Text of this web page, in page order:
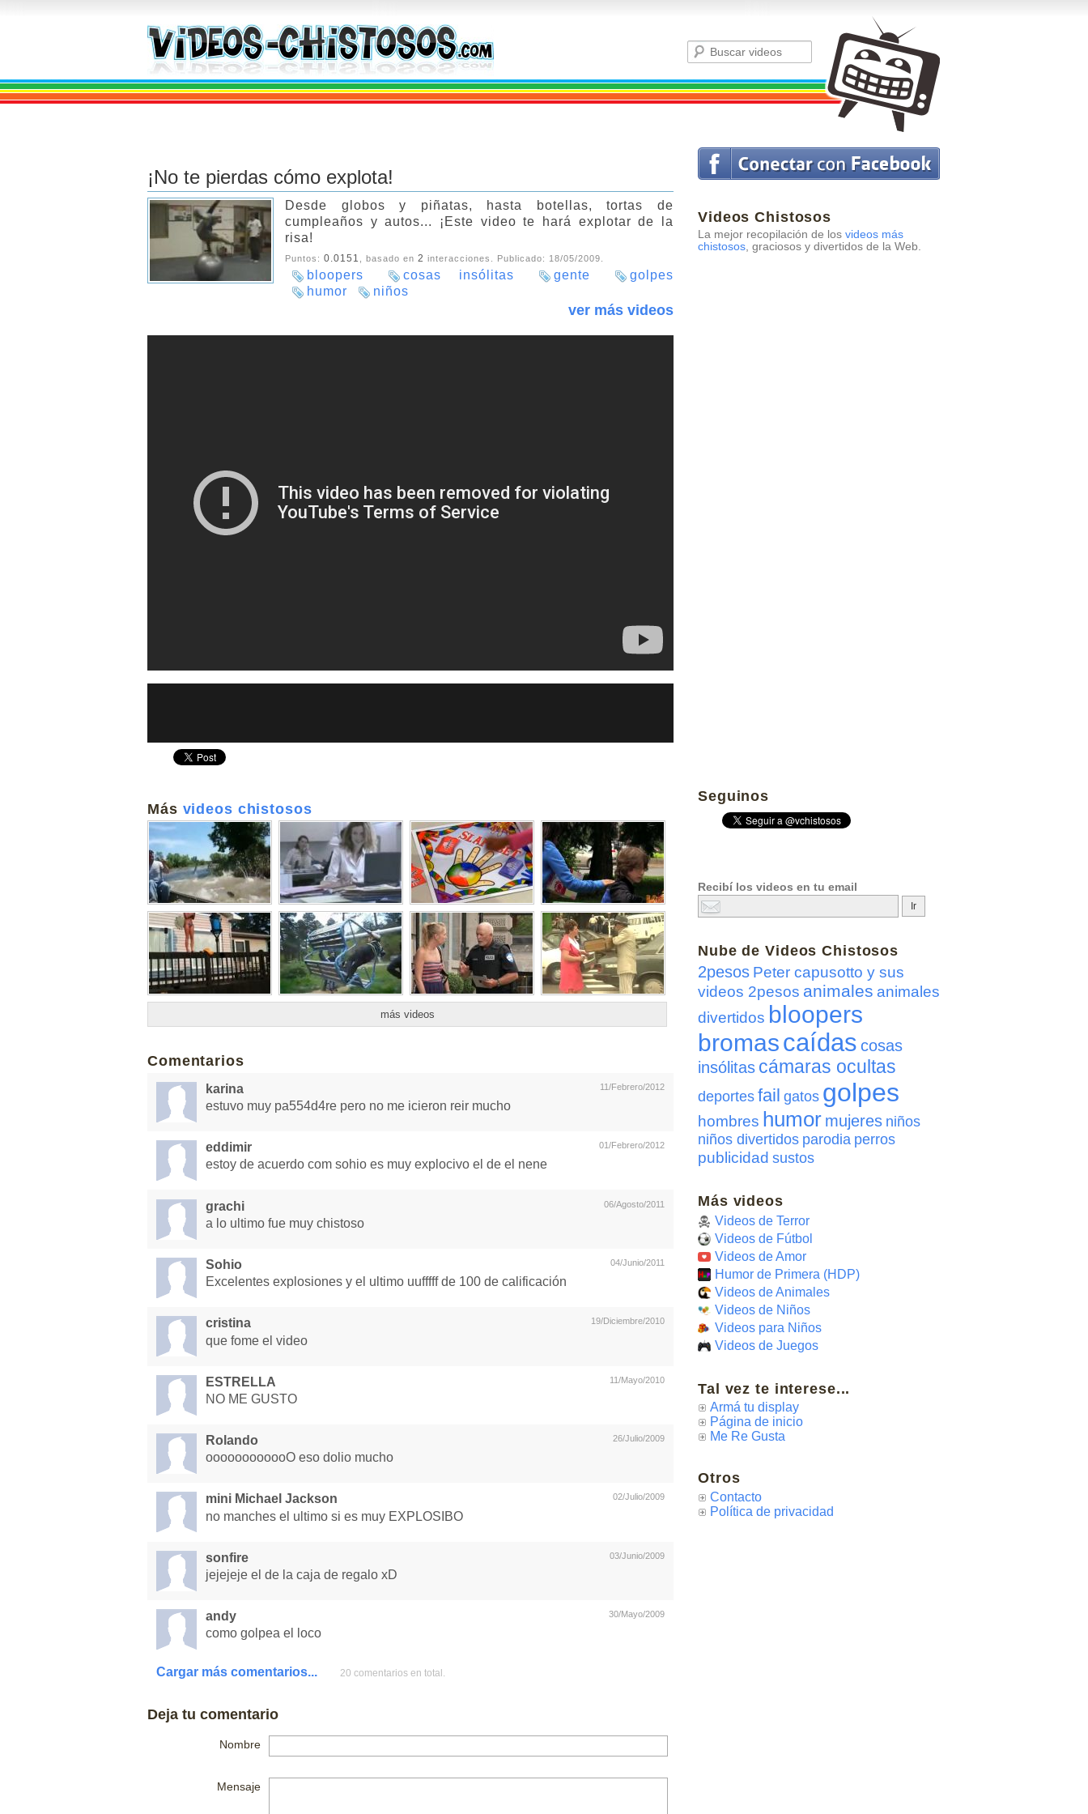
Videos Chistosos
La mejor recopilación de los videos más
chistosos, graciosos y divertidos de la Web.
¡No te pierdas cómo explota!
Desde globos y piñatas, hasta botellas, tortas de
cumpleaños y autos... ¡Este video te hará explotar de la
risa!
Puntos: 0.0151 , basado en 2 interacciones. Publicado: 18/05/2009
bloopers cosas insólitas gente
golpes
humor
niños
ver más videos
Más videos chistosos
más videos
Comentarios
11/Febrero/2012
karina
estuvo muy pa554d4re pero no me icieron reir mucho
01/Febrero/2012
eddimir
estoy de acuerdo com sohio es muy explocivo el de el nene
06/Agosto/2011
grachi
a lo ultimo fue muy chistoso
04/Junio/2011
Sohio
Excelentes explosiones y el ultimo uufffff de 100 de calificación
19/Diciembre/2010
cristina
que fome el video
11/Mayo/2010
ESTRELLA
NO ME GUSTO
26/Julio/2009
Rolando
oooooooooooO eso dolio mucho
02/Julio/2009
mini Michael Jackson
no manches el ultimo si es muy EXPLOSIBO
03/Junio/2009
sonfire
jejejeje el de la caja de regalo xD
30/Mayo/2009
andy
como golpea el loco
Cargar más comentarios... 20 comentarios en total.
Deja tu comentario
Nombre
Mensaje
Seguinos
Recibí los videos en tu email
Nube deVideos Chistosos
2pesos Peter capusotto y sus
videos 2pesos animales animales
divertidos bloopers
bromascaídas cosas
insólitas cámaras ocultas
deportes fail gatos golpes
hombres humor mujeres niños
niños divertidos parodia perros
publicidad sustos
Más videos
Videos de Terror
Videos de Fútbol
Videos de Amor
Humor de Primera (HDP)
Videos de Animales
Videos de Niños
Videos para Niños
Videos de Juegos
Tal vez te interese...
Armá tu display
Página de inicio
Me Re Gusta
Otros
Contacto
Política de privacidad